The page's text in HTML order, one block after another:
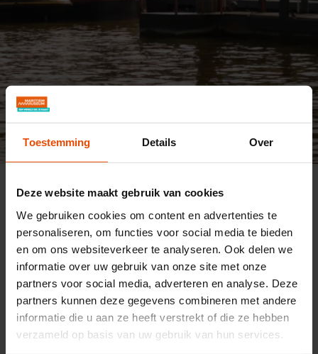
Toestemming Details Over
Deze website maakt gebruik van cookies
We gebruiken cookies om content en advertenties te
personaliseren, om functies voor social media te bieden
en om ons websiteverkeer te analyseren. Ook delen we
informatie over uw gebruik van onze site met onze
partners voor social media, adverteren en analyse. Deze
partners kunnen deze gegevens combineren met andere
informatie die u aan ze heeft verstrekt of die ze hebben
verzameld op basis van uw gebruik van hun services.
NUR AUF NIEDERLÄNDISCH UND ENGLISCH
Aktivitäten
Audiotour door
museumhaven
Gehen Sie auf Entdeckungstour durch den
Museumshafen! Theater- und Fernsehmacher
Wilfried de Jong führt Sie durch die